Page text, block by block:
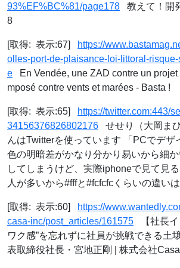
93%EF%BC%81/page178 教えて！開
8
[取得: 表示:67]
https://
olles-port-de-plaisance-loi-littoral-
e En Vendée, une ZAD contre un projet
mposé contre vents et marées - Basta !
[取得: 表示:65]
https://twitter.com:443/
34156376826802176 せせり（大岡ま
んはTwitterを使っています 「PCでデザ
色の明暗差がかなり分かり易いから細
してしまうけど、実際iphoneで見て見
人が多いから#fffと#fcfcfcくらいの違い
[取得: 表示:60]
https://
casa-inc/post_articles/161575 【社長イ
ワク感”を忘れずに社員が挑戦できる土
表取締役社長・宮地正剛 | 株式会社Casa